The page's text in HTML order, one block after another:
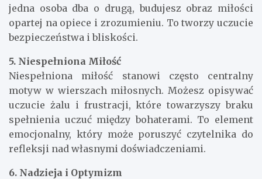
jedna osoba dba o drugą, budujesz obraz miłości
opartej na opiece i zrozumieniu. To tworzy uczucie
bezpieczeństwa i bliskości.
5. Niespełniona Miłość
Niespełniona miłość stanowi często centralny
motyw w wierszach miłosnych. Możesz opisywać
uczucie żalu i frustracji, które towarzyszy braku
spełnienia uczuć między bohaterami. To element
emocjonalny, który może poruszyć czytelnika do
refleksji nad własnymi doświadczeniami.
6. Nadzieja i Optymizm